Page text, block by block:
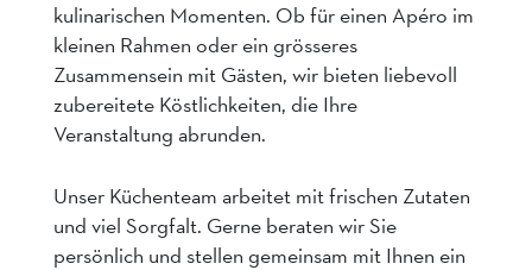
kulinarischen Momenten. Ob für einen Apéro im
kleinen Rahmen oder ein grösseres
Zusammensein mit Gästen, wir bieten liebevoll
zubereitete Köstlichkeiten, die Ihre
Veranstaltung abrunden.
Unser Küchenteam arbeitet mit frischen Zutaten
und viel Sorgfalt. Gerne beraten wir Sie
persönlich und stellen gemeinsam mit Ihnen ein